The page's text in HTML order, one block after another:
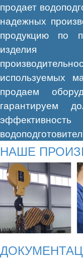
продает
надежных
продукцию по
изделия
используемых
продаем
гарантируем
НАШЕ